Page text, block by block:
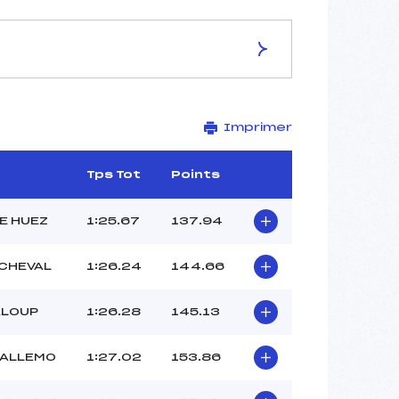
COLOMBIER
2005
3340/02/16
28
11H10
BARENGO (CA)
Imprimer
Tps Tot Points
HUEZ 1:25.67 137.94
1:26.24 144.66
1:26.28 145.13
1:27.02 153.86